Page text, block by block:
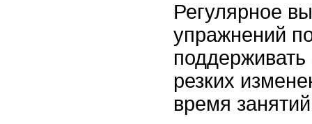
Регулярное
упражнений
поддерживать
резких
время